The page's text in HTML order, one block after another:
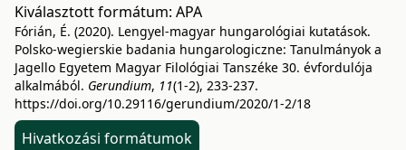
Kiválasztott formátum: APA
Fórián, É. (2020). Lengyel-magyar hungarológiai kutatások.
Polsko-wegierskie badania hungarologiczne: Tanulmányok a
Jagello Egyetem Magyar Filológiai Tanszéke 30. évfordulója
alkalmából. Gerundium, 11(1-2), 233-237.
https://doi.org/10.29116/gerundium/2020/1-2/18
Hivatkozási formátumok